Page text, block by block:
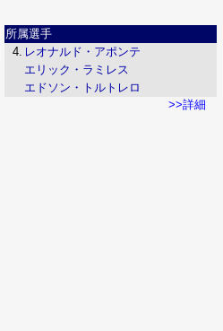
所属選手
4. レオナルド・アポンテ
エリック・ラミレス
エドソン・トルトレロ
>>詳細